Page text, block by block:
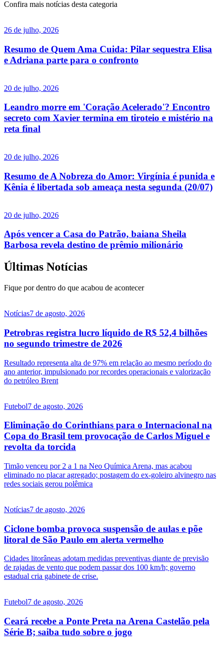
Confira mais notícias desta categoria
26 de julho, 2026
Resumo de Quem Ama Cuida: Pilar sequestra Elisa
e Adriana parte para o confronto
20 de julho, 2026
Leandro morre em 'Coração Acelerado'? Encontro
secreto com Xavier termina em tiroteio e mistério na
reta final
20 de julho, 2026
Resumo de A Nobreza do Amor: Virgínia é punida e
Kênia é libertada sob ameaça nesta segunda (20/07)
20 de julho, 2026
Após vencer a Casa do Patrão, baiana Sheila
Barbosa revela destino de prêmio milionário
Últimas Notícias
Fique por dentro do que acabou de acontecer
Notícias7 de agosto, 2026
Petrobras registra lucro líquido de R$ 52,4 bilhões
no segundo trimestre de 2026
Resultado representa alta de 97% em relação ao mesmo período do
ano anterior, impulsionado por recordes operacionais e valorização
do petróleo Brent
Futebol7 de agosto, 2026
Eliminação do Corinthians para o Internacional na
Copa do Brasil tem provocação de Carlos Miguel e
revolta da torcida
Timão venceu por 2 a 1 na Neo Química Arena, mas acabou
eliminado no placar agregado; postagem do ex-goleiro alvinegro nas
redes sociais gerou polêmica
Notícias7 de agosto, 2026
Ciclone bomba provoca suspensão de aulas e põe
litoral de São Paulo em alerta vermelho
Cidades litorâneas adotam medidas preventivas diante de previsão
de rajadas de vento que podem passar dos 100 km/h; governo
estadual cria gabinete de crise.
Futebol7 de agosto, 2026
Ceará recebe a Ponte Preta na Arena Castelão pela
Série B; saiba tudo sobre o jogo